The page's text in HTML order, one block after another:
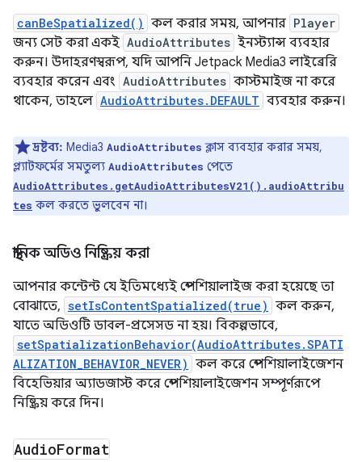
canBeSpatialized() কল করার সময়, আপনার Player
জন্য সেট করা একই AudioAttributes ইনস্ট্যান্স ব্যবহার
করুন। উদাহরণস্বরূপ, যদি আপনি Jetpack Media3 লাইব্রেরি
ব্যবহার করেন এবং AudioAttributes কাস্টমাইজ না করে
থাকেন, তাহলে AudioAttributes.DEFAULT ব্যবহার করুন।
দ্রষ্টব্য: Media3 AudioAttributes ক্লাস ব্যবহার করার সময়,
প্ল্যাটফর্মের সমতুল্য AudioAttributes পেতে
AudioAttributes.getAudioAttributesV21().audioAttribu
tes কল করতে ভুলবেন না।
স্থানিক অডিও নিষ্ক্রিয় করা
আপনার কন্টেন্ট যে ইতিমধ্যেই স্পেশিয়ালাইজ করা হয়েছে তা
বোঝাতে, setIsContentSpatialized(true) কল করুন,
যাতে অডিওটি ডাবল-প্রসেসড না হয়। বিকল্পভাবে,
setSpatializationBehavior(AudioAttributes.SPATI
ALIZATION_BEHAVIOR_NEVER) কল করে স্পেশিয়ালাইজেশন
বিহেভিয়ার অ্যাডজাস্ট করে স্পেশিয়ালাইজেশন সম্পূর্ণরূপে
নিষ্ক্রিয় করে দিন।
AudioFormat